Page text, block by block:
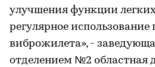
улучшения функции
регулярное использование
виброжилета», -
отделением №2 областная